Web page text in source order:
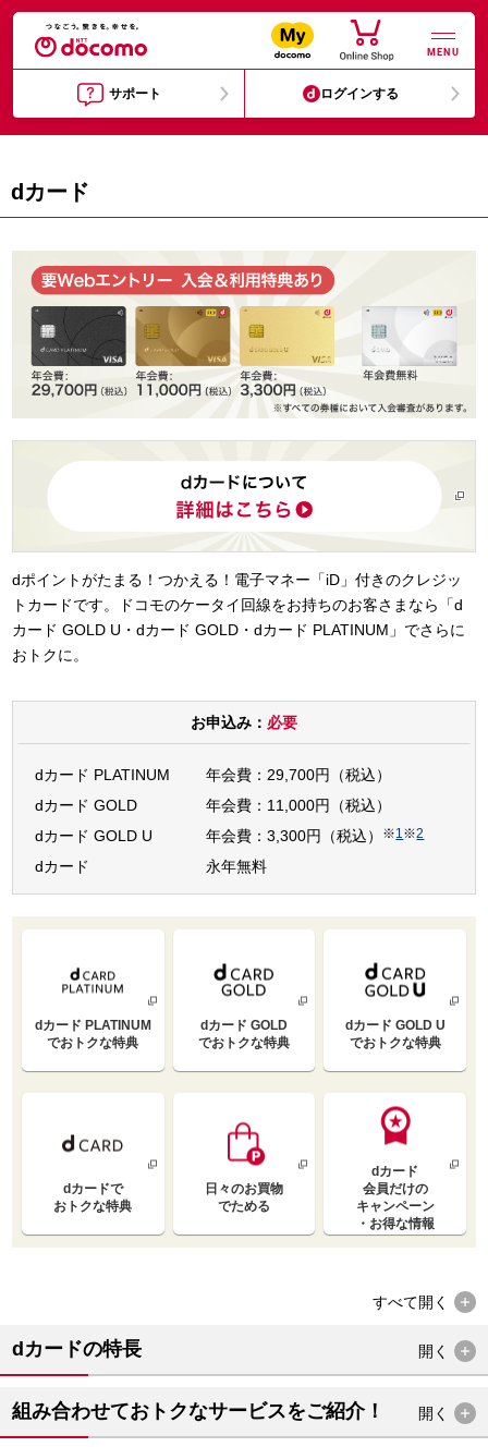
MENU
サポート ログインする
dカード
dポイントがたまる！つかえる！電子マネー「iD」付きのクレジッ
トカードです。ドコモのケータイ回線をお持ちのお客さまなら「d
カード GOLD U・dカード GOLD・dカード PLATINUM」でさらに
おトクに。
お申込み： 必要
dカード PLATINUM
年会費：29,700円（税込）
dカード GOLD
年会費：11,000円（税込）
dカード GOLD U
年会費：3,300円（税込） ※1※2
dカード 永年無料
dカード PLATINUM
でおトクな特典
dカード GOLD
でおトクな特典
dカード GOLD U
でおトクな特典
dカードで
おトクな特典
日々のお買物
でためる
dカード
会員だけの
キャンペーン
・お得な情報
すべて開く
dカードの特長 開く
組み合わせておトクなサービスをご紹介！ 開く